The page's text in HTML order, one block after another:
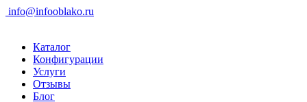
info@infooblako.ru
Каталог
Конфигурации
Услуги
Отзывы
Блог